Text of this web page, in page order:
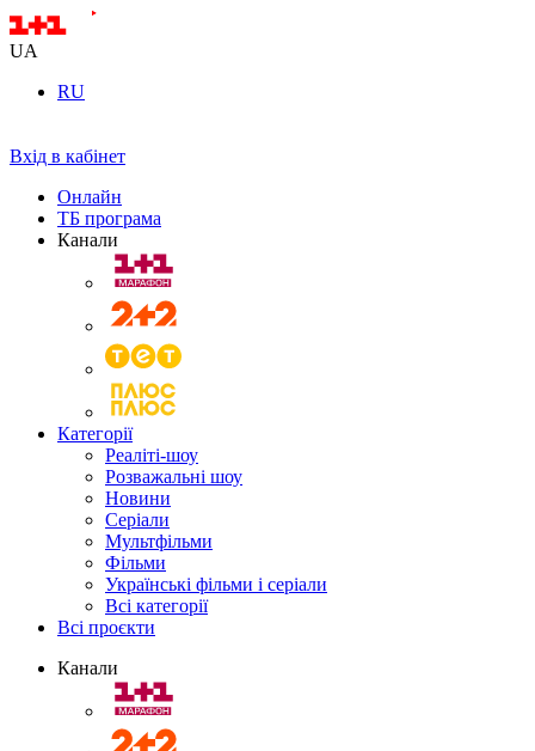
UA
RU
Вхід в кабінет
Онлайн
ТБ програма
Канали
Категорії
Реаліті-шоу
Розважальні шоу
Новини
Серіали
Мультфільми
Фільми
Українські фільми і серіали
Всі категорії
Всі проєкти
Канали